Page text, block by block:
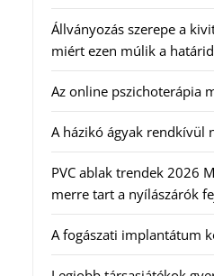
Állványozás szerepe a
miért ezen múlik a
Az online pszichoterápia
A házikó ágyak rendkívül
PVC ablak trendek 2026
merre tart a nyílászárók
A fogászati implantátum